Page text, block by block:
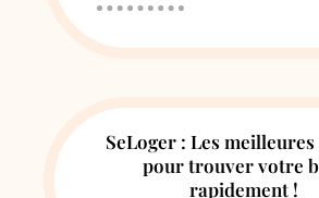
SeLoger : Les meilleures
pour trouver votre
rapidement !